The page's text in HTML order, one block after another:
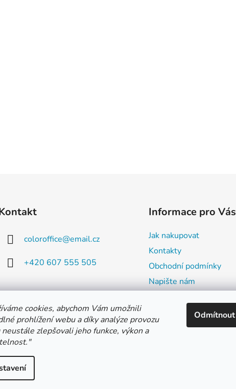
cookies, abychom Vám umožnili
prohlížení webu a díky analýze provozu
neustále zlepšovali jeho funkce, výkon a
"
Odmítnout
Vážení
(PLATBA
coloroffice@email.cz
+420 607 555 505
Informace pro Vás
Jak nakupovat
Kontakty
Obchodní podmínky
Napište nám
Do čeho balíme
práva vyhrazena.